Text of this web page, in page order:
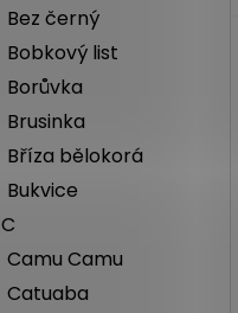
Bez černý
Bobkový list
Borůvka
Brusinka
Bříza bělokorá
Bukvice
C
Camu Camu
Catuaba